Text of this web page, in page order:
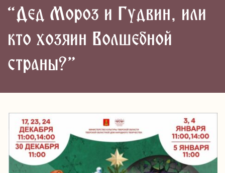
“Дед Мороз и Гудвин, или
кто хозяин Волшебной
страны?”